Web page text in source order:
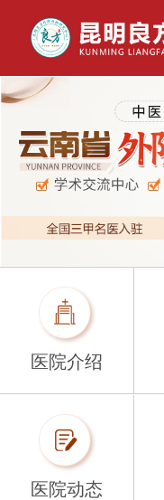
医院介绍
医院动态